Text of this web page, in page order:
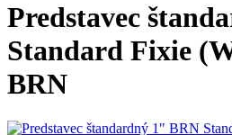
Predstavec
Standard Fixie
BRN